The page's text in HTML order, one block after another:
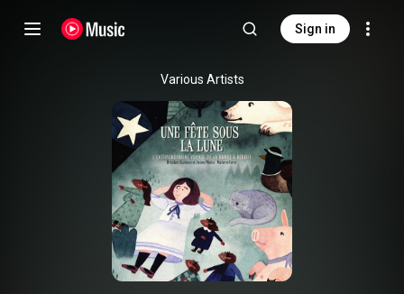
Sign in
Various Artists